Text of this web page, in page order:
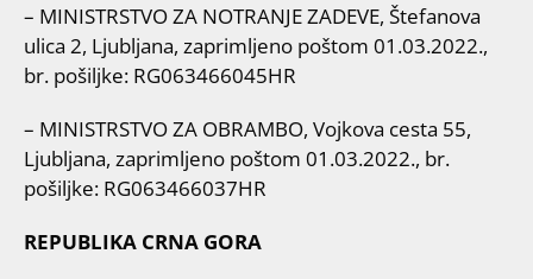
– MINISTRSTVO ZA NOTRANJE ZADEVE, Štefanova
ulica 2, Ljubljana, zaprimljeno poštom 01.03.2022.,
br. pošiljke: RG063466045HR
– MINISTRSTVO ZA OBRAMBO, Vojkova cesta 55,
Ljubljana, zaprimljeno poštom 01.03.2022., br.
pošiljke: RG063466037HR
REPUBLIKA CRNA GORA